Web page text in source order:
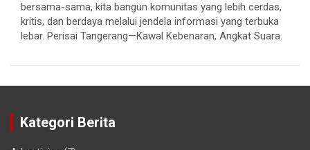
bersama-sama, kita bangun komunitas yang lebih cerdas,
kritis, dan berdaya melalui jendela informasi yang terbuka
lebar. Perisai Tangerang—Kawal Kebenaran, Angkat Suara.
Kategori Berita